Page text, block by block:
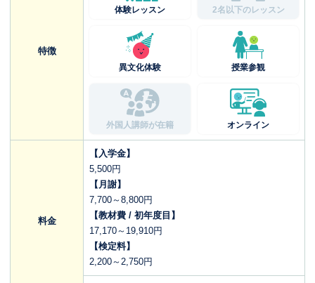
特徴
体験レッスン 2名以下のレッスン
異文化体験 授業参観
外国人講師が在籍 オンライン
料金
【入学金】
5,500円
【月謝】
7,700～8,800円
【教材費 / 初年度目】
17,170～19,910円
【検定料】
2,200～2,750円